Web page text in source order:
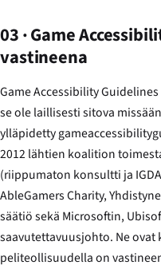
03 · Game
vastineena
Game Accessibility
se ole laillisesti sitova
ylläpidetty
2012 lähtien koalition
(riippumaton konsultti ja
AbleGamers Charity,
säätiö sekä Microsoftin,
saavutettavuusjohto. Ne
peliteollisuudella on